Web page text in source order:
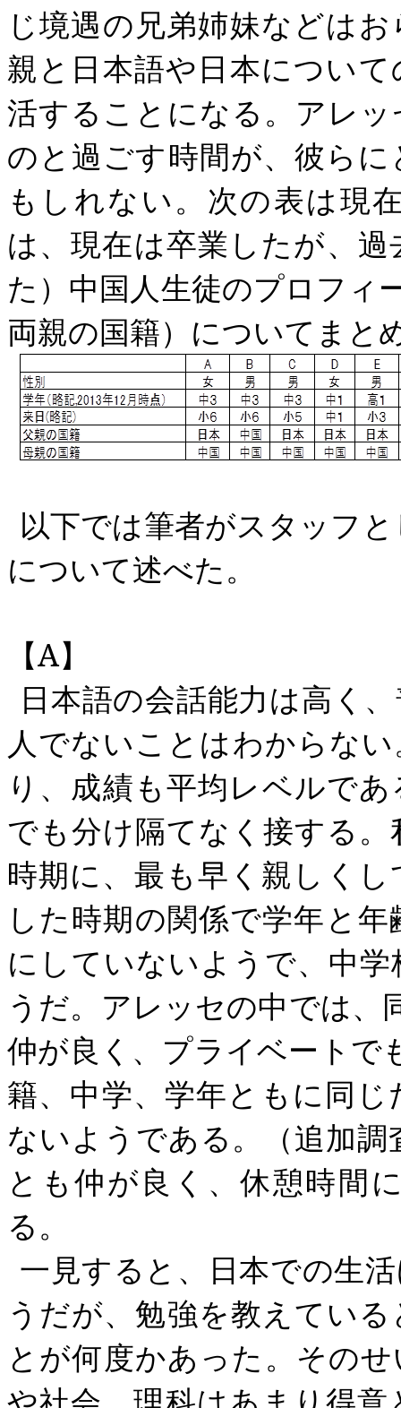
じ境遇の兄弟姉妹などは
親と日本語や日本につい
活することになる。アレ
のと過ごす時間が、彼ら
もしれない。次の表は現
は、現在は卒業したが、
た）中国人生徒のプロフィ
両親の国籍）についてまと
以下では筆者がスタッフ
について述べた。
【A】
日本語の会話能力は高く
人でないことはわからな
り、成績も平均レベルで
でも分け隔てなく接する
時期に、最も早く親しく
した時期の関係で学年と
にしていないようで、中
うだ。アレッセの中では、
仲が良く、プライベートで
籍、中学、学年ともに同
ないようである。（追加
とも仲が良く、休憩時間
る。
一見すると、日本での生
うだが、勉強を教えてい
とが何度かあった。その